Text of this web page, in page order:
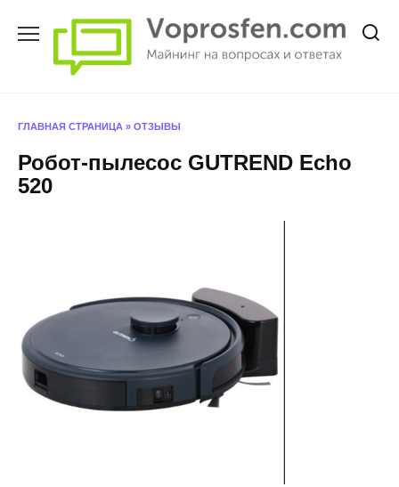
ГЛАВНАЯ СТРАНИЦА » ОТЗЫВЫ
Робот-пылесос GUTREND Echo
520